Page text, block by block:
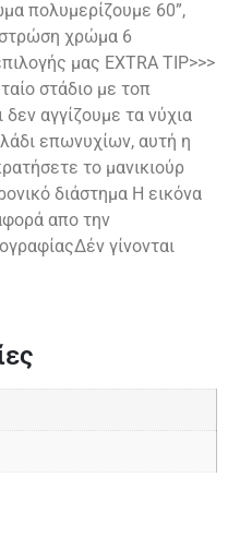
πολυμερίζουμε 60”,
χρώμα 6
μας EXTRA TIP>>>
στάδιο με τοπ
αγγίζουμε τα νύχια
επωνυχίων, αυτή η
το μανικιούρ
διάστημα Η εικόνα
απο την
γίνονται